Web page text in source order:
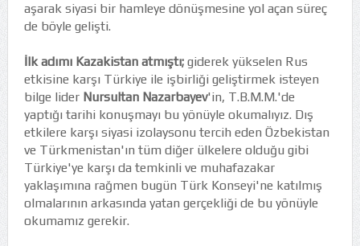
aşarak siyasi bir hamleye dönüşmesine yol açan süreç
de böyle gelişti.
İlk adımı Kazakistan atmıştı;giderek yükselen Rus
etkisine karşı Türkiye ile işbirliği geliştirmek isteyen
bilge lider Nursultan Nazarbayev'in, T.B.M.M.'de
yaptığı tarihi konuşmayı bu yönüyle okumalıyız. Dış
etkilere karşı siyasi izolaysonu tercih eden Özbekistan
ve Türkmenistan'ın tüm diğer ülkelere olduğu gibi
Türkiye'ye karşı da temkinli ve muhafazakar
yaklaşımına rağmen bugün Türk Konseyi'ne katılmış
olmalarının arkasında yatan gerçekliği de bu yönüyle
okumamız gerekir.